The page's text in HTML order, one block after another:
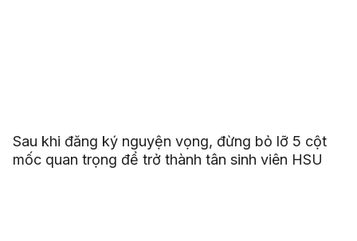
Sau khi đăng ký nguyện vọng, đừng bỏ lỡ 5 cột
mốc quan trọng để trở thành tân sinh viên HSU